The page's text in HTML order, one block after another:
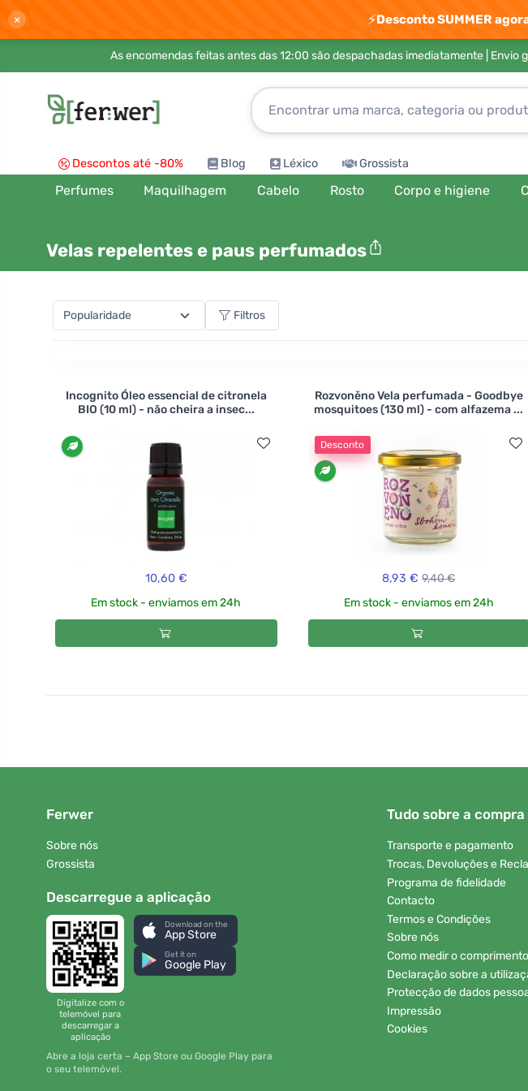
× ⚡Desconto SUMMER
As encomendas feitas antes das 12:00 são despachadas imediatamente | Envio
Descontos até -80% Blog Léxico Grossista
Perfumes Maquilhagem Cabelo Rosto Corpo e higiene
Velas repelentes e paus perfumados
Filtros
Incognito Óleo essencial de citronela
BIO (10 ml) - não cheira a insec...
10,60 €
Em stock - enviamos em 24h
Rozvoněno Vela perfumada - Goodbye
mosquitoes (130 ml) - com alfazema ...
Desconto
8,93 € 9,40 €
Em stock - enviamos em 24h
Ferwer
Sobre nós
Grossista
Descarregue a aplicação
Digitalize com o
telemóvel para
descarregar a
aplicação
Download on the
App Store
Get it on
Google Play
Abre a loja certa – App Store ou Google Play para
o seu telemóvel.
Tudo sobre a compra
Transporte e pagamento
Trocas, Devoluções e
Programa de fidelidade
Contacto
Termos e Condições
Sobre nós
Como medir o
Declaração sobre a
Protecção de dados
Impressão
Cookies